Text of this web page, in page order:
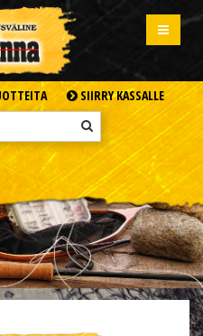
SIIRRY KASSALLE